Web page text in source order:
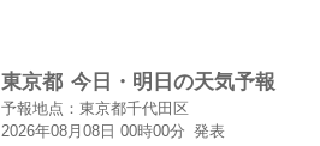
東京都 今日・明日の天気予報
予報地点：東京都千代田区
2026年08月08日 00時00分 発表